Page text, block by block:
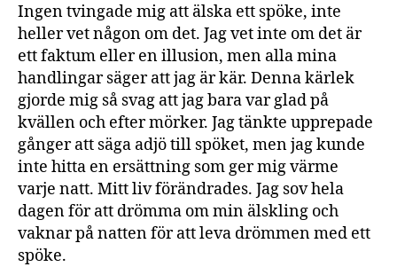
Ingen tvingade mig att älska ett spöke, inte
heller vet någon om det. Jag vet inte om det är
ett faktum eller en illusion, men alla mina
handlingar säger att jag är kär. Denna kärlek
gjorde mig så svag att jag bara var glad på
kvällen och efter mörker. Jag tänkte upprepade
gånger att säga adjö till spöket, men jag kunde
inte hitta en ersättning som ger mig värme
varje natt. Mitt liv förändrades. Jag sov hela
dagen för att drömma om min älskling och
vaknar på natten för att leva drömmen med ett
spöke.